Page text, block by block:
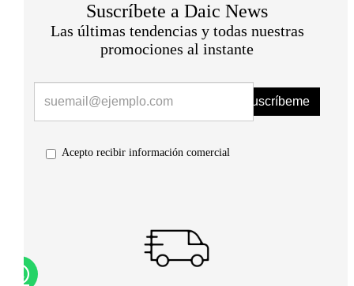
Suscríbete a Daic News
Las últimas tendencias y todas nuestras
promociones al instante
Suscríbeme
Acepto recibir información comercial